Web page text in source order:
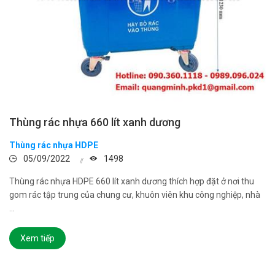
Thùng rác nhựa 660 lít xanh dương
Thùng rác nhựa HDPE
05/09/2022
1498
Thùng rác nhựa HDPE 660 lít xanh dương thích hợp đặt ở nơi thu
gom rác tập trung của chung cư, khuôn viên khu công nghiệp, nhà
Xem tiếp